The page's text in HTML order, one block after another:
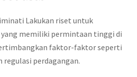
Lakukan riset untuk
memiliki permintaan tinggi di
faktor-faktor seperti
regulasi perdagangan.